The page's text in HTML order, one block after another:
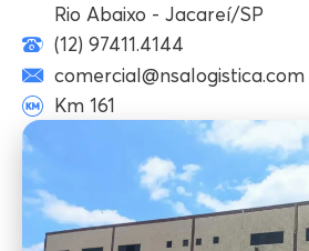
Rio Abaixo - Jacareí/SP
(12) 97411.4144
comercial@nsalogistica.com
Km 161